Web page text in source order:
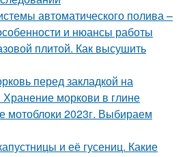
автоматического полива –
и нюансы работы
плитой. Как высушить
перед закладкой на
моркови в глине
2023г. Выбираем
и её гусениц. Какие